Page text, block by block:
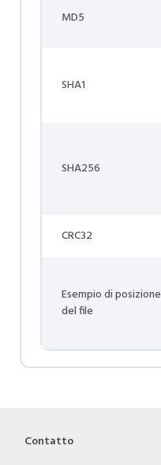
MD5
SHA1
SHA256
CRC32
Esempio di posizione
del file
Contatto